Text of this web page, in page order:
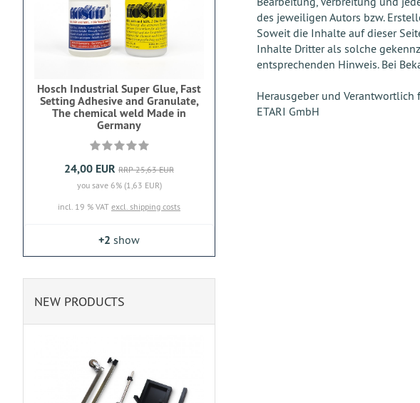
des jeweiligen Autors bzw.
Soweit die Inhalte auf dieser
Inhalte Dritter als solche
entsprechenden Hinweis. Bei
Herausgeber und Verantwortlich
ETARI GmbH
Hosch Industrial Super Glue, Fast
Setting Adhesive and Granulate,
The chemical weld Made in
Germany
24,00 EUR RRP 25,63 EUR
you save 6% (1,63 EUR)
incl. 19 % VAT excl. shipping costs
+2 show
NEW PRODUCTS